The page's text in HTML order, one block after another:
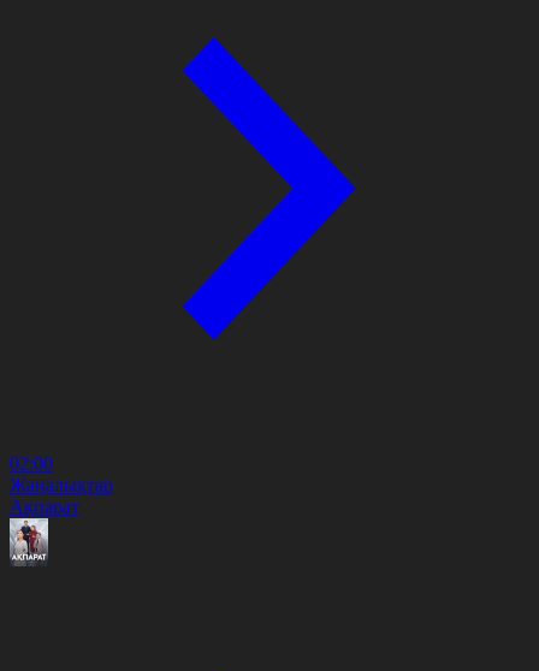
02:00
Жаңалықтар
Ақпарат